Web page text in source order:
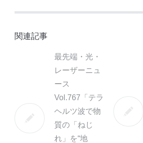
関連記事
最先端・光・
レーザーニュ
ース
Vol.767「テラ
ヘルツ波で物
質の「ねじ
れ」を“地